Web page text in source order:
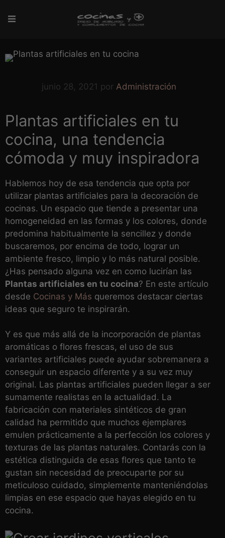
junio 28, 2021 por Administración
Plantas artificiales en tu
cocina, una tendencia
cómoda y muy inspiradora
Hablemos hoy de esa tendencia que opta por
utilizar plantas artificiales para la decoración de
cocinas. Un espacio que tiende a presentar una
homogeneidad en las formas y los colores, donde
predomina habitualmente la sencillez y donde
buscaremos, por encima de todo, lograr un
ambiente fresco, limpio y lo más natural posible.
¿Has pensado alguna vez en como lucirían las
Plantas artificiales en tu cocina? En este artículo
desde Cocinas y Más queremos destacar ciertas
ideas que seguro te inspirarán.
Y es que más allá de la incorporación de plantas
aromáticas o flores frescas, el uso de sus
variantes artificiales puede ayudar sobremanera a
conseguir un espacio diferente y a su vez muy
original. Las plantas artificiales pueden llegar a ser
sumamente realistas en la actualidad. La
fabricación con materiales sintéticos de gran
calidad ha permitido que muchos ejemplares
emulen prácticamente a la perfección los colores y
texturas de las plantas naturales. Contarás con la
estética distinguida de esas flores que tanto te
gustan sin necesidad de preocuparte por su
meticuloso cuidado, simplemente manteniéndolas
limpias en ese espacio que hayas elegido en tu
cocina.